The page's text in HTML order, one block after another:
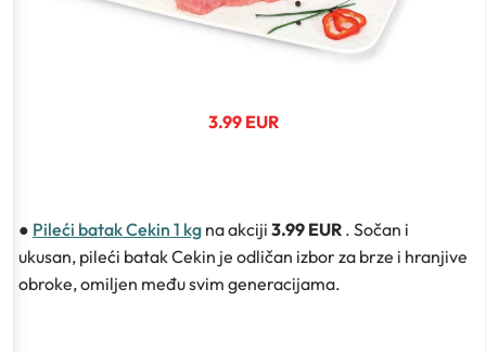
3.99 EUR
● Pileći batak Cekin 1 kg na akciji 3.99 EUR . Sočan i
ukusan, pileći batak Cekin je odličan izbor za brze i hranjive
obroke, omiljen među svim generacijama.